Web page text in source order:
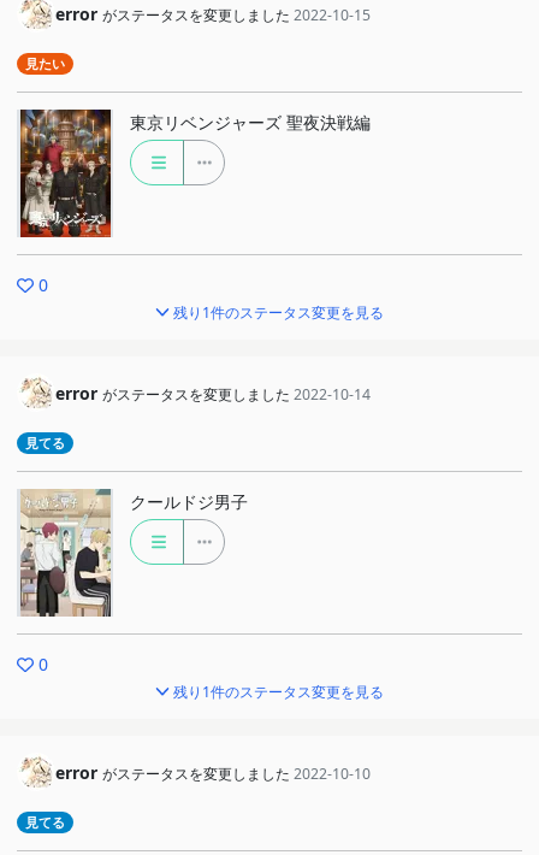
error がステータスを変更しました 2022-10-15
見たい
東京リベンジャーズ 聖夜決戦編
0
残り1件のステータス変更を見る
error がステータスを変更しました 2022-10-14
見てる
クールドジ男子
0
残り1件のステータス変更を見る
error がステータスを変更しました 2022-10-10
見てる